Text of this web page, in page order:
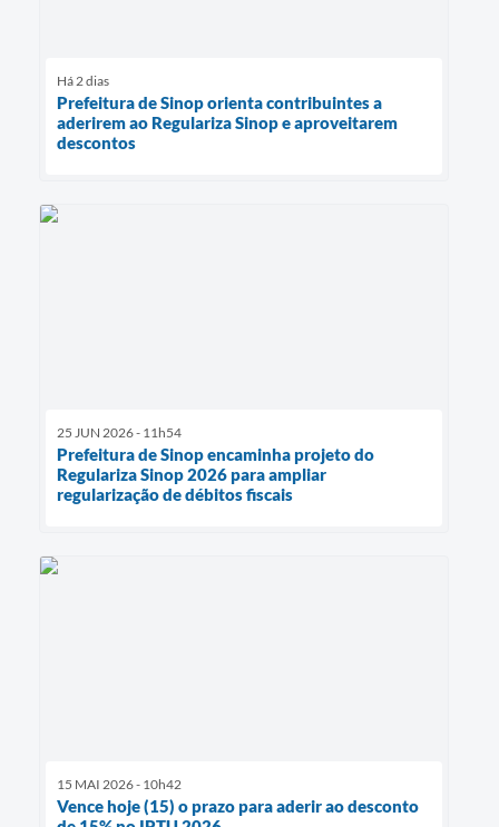
Há 2 dias
Prefeitura de Sinop orienta contribuintes a
aderirem ao Regulariza Sinop e aproveitarem
descontos
25 JUN 2026 - 11h54
Prefeitura de Sinop encaminha projeto do
Regulariza Sinop 2026 para ampliar
regularização de débitos fiscais
15 MAI 2026 - 10h42
Vence hoje (15) o prazo para aderir ao desconto